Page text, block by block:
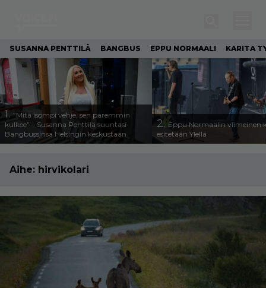
SUSANNA PENTTILÄ BANGBUS EPPU NORMAALI KARITA
1.”Mitä isompi vehje, sen paremmin
kulkee” – Susanna Penttilä suuntasi
Bangbussinsa Helsingin keskustaan
2. Eppu Normaalin viimeinen
esitetään Ylellä
Aihe: hirvikolari